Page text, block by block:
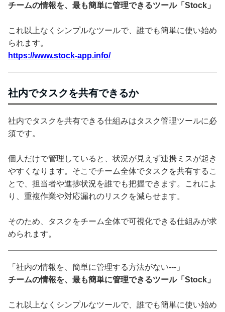
チームの情報を、最も簡単に管理できるツール「Stock」
これ以上なくシンプルなツールで、誰でも簡単に使い始め
られます。
https://www.stock-app.info/
社内でタスクを共有できるか
社内でタスクを共有できる仕組みはタスク管理ツールに必
須です。
個人だけで管理していると、状況が見えず連携ミスが起き
やすくなります。そこでチーム全体でタスクを共有するこ
とで、担当者や進捗状況を誰でも把握できます。これによ
り、重複作業や対応漏れのリスクを減らせます。
そのため、タスクをチーム全体で可視化できる仕組みが求
められます。
「社内の情報を、簡単に管理する方法がない---」
チームの情報を、最も簡単に管理できるツール「Stock」
これ以上なくシンプルなツールで、誰でも簡単に使い始め